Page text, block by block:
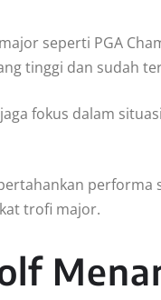
seperti PGA
tinggi dan sudah
fokus dalam
trofi major.